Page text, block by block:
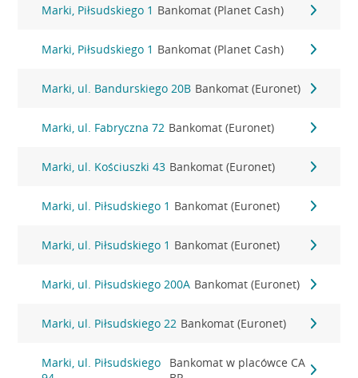
Marki, Piłsudskiego 1 Bankomat (Planet Cash)
Marki, Piłsudskiego 1 Bankomat (Planet Cash)
Marki, ul. Bandurskiego 20B Bankomat (Euronet)
Marki, ul. Fabryczna 72 Bankomat (Euronet)
Marki, ul. Kościuszki 43 Bankomat (Euronet)
Marki, ul. Piłsudskiego 1 Bankomat (Euronet)
Marki, ul. Piłsudskiego 1 Bankomat (Euronet)
Marki, ul. Piłsudskiego 200A Bankomat (Euronet)
Marki, ul. Piłsudskiego 22 Bankomat (Euronet)
Marki, ul. Piłsudskiego
Bankomat w placówce CA